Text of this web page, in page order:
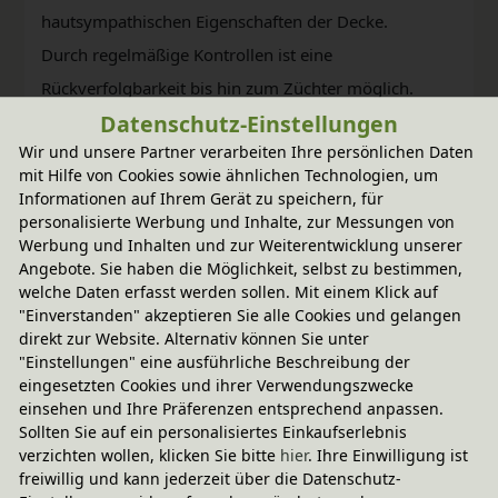
hautsympathischen Eigenschaften der Decke.
Durch regelmäßige Kontrollen ist eine
Rückverfolgbarkeit bis hin zum Züchter möglich.
Sowohl auf der Weide als auch in der Nahrung der
Schafe werden keine Pestizide oder Insektizide
verwendet.
Fairer Paketversand
Datenschutz-Einstellungen
Wir und unsere Partner verarbeiten Ihre persönlichen Daten
mit Hilfe von Cookies sowie ähnlichen Technologien, um
Informationen auf Ihrem Gerät zu speichern, für
personalisierte Werbung und Inhalte, zur Messungen von
Werbung und Inhalten und zur Weiterentwicklung unserer
Angebote. Sie haben die Möglichkeit, selbst zu bestimmen,
welche Daten erfasst werden sollen. Mit einem Klick auf
"Einverstanden" akzeptieren Sie alle Cookies und gelangen
direkt zur Website. Alternativ können Sie unter
"Einstellungen" eine ausführliche Beschreibung der
eingesetzten Cookies und ihrer Verwendungszwecke
einsehen und Ihre Präferenzen entsprechend anpassen.
Sollten Sie auf ein personalisiertes Einkaufserlebnis
verzichten wollen, klicken Sie bitte hier. Ihre Einwilligung ist
freiwillig und kann jederzeit über die Datenschutz-